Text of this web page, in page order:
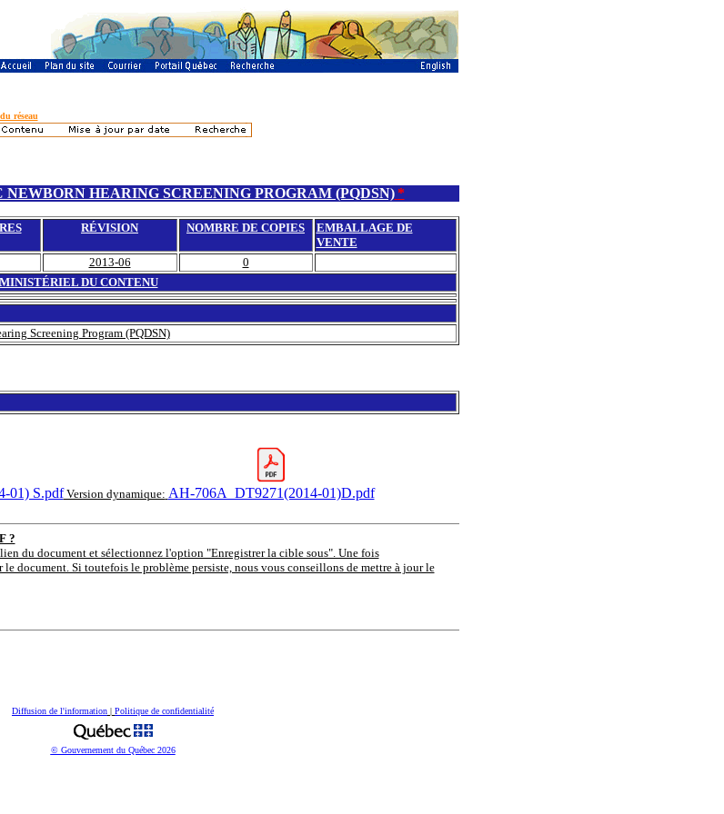
réseau
HEARING SCREENING PROGRAM (PQDSN) *
RÉVISION NOMBRE DE COPIES
EMBALLAGE DE
VENTE
2013-06
0
DU CONTENU
Screening Program (PQDSN)
01) S.pdfVersion dynamique: AH-706A_DT9271(2014-01)D.pdf
?
du document et sélectionnez l'option "Enregistrer la cible sous". Une fois
document. Si toutefois le problème persiste, nous vous conseillons de mettre à jour le
Diffusion de l'information | Politique de confidentialité
© Gouvernement du Québec 2026